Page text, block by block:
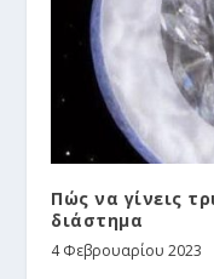
Πώς να γίνεις
διάστημα
4 Φεβρουαρίου 2023